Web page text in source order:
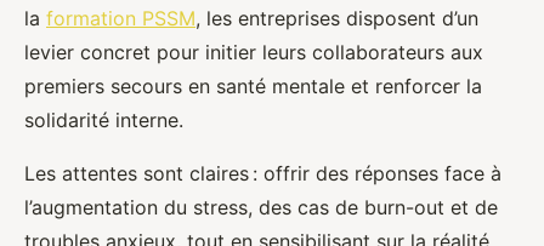
la formation PSSM, les entreprises disposent d’un
levier concret pour initier leurs collaborateurs aux
premiers secours en santé mentale et renforcer la
solidarité interne.
Les attentes sont claires : offrir des réponses face à
l’augmentation du stress, des cas de burn-out et de